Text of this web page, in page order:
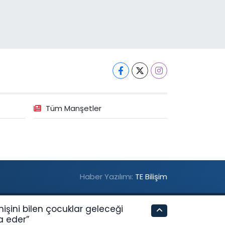
Tüm Manşetler
Haber Yazılımı: TE Bilişim
bilen çocuklar geleceği
eder”